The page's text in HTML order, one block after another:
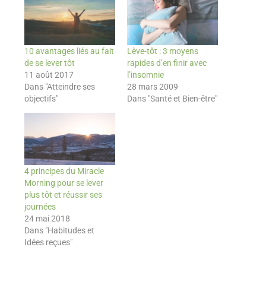
10 avantages liés au fait
de se lever tôt
11 août 2017
Dans "Atteindre ses
objectifs"
Lève-tôt : 3 moyens
rapides d’en finir avec
l’insomnie
28 mars 2009
Dans "Santé et Bien-être"
4 principes du Miracle
Morning pour se lever
plus tôt et réussir ses
journées
24 mai 2018
Dans "Habitudes et
Idées reçues"